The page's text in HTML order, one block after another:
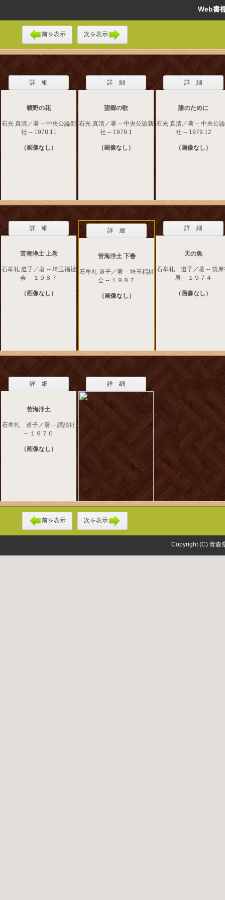
Web
前を表示 次を表示
詳 細
曠野の花
石光 真清／著 -- 中央公論新
社 -- 1978.11
（画像なし）
詳 細
望郷の歌
石光 真清／著 -- 中央公論新
社 -- 1979.1
（画像なし）
詳 細
誰のために
石光 真清／著 -- 中央公
社 -- 1979.12
（画像なし）
詳 細
苦海浄土 上巻
石牟礼 道子／著 -- 埼玉福祉
会 -- １９８７
（画像なし）
詳 細
苦海浄土 下巻
石牟礼 道子／著 -- 埼玉福祉
会 -- １９８７
（画像なし）
詳 細
天の魚
石牟礼 道子／著 -- 筑摩
房 -- １９７４
（画像なし）
詳 細
苦海浄土
石牟礼 道子／著 -- 講談社
-- １９７０
（画像なし）
詳 細
前を表示 次を表示
Copyright (C) 青森